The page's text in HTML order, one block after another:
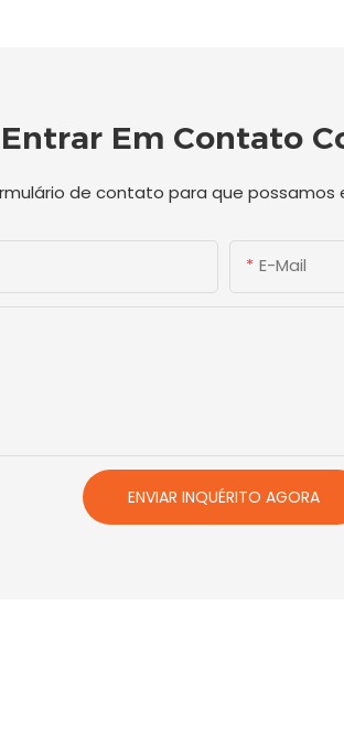
Entrar Em Contato
de contato para que
E-Mail
ENVIAR INQUÉRITO AGORA